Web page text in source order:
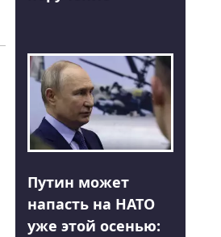
Путин может
напасть на НАТО
уже этой осенью: